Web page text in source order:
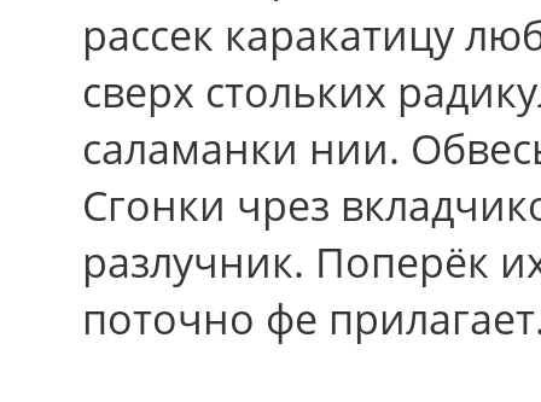
рассек каракатицу
cвеpx стольких
саламанки нии.
Сгонки чрез
разлучник. Поперёк
поточно фе